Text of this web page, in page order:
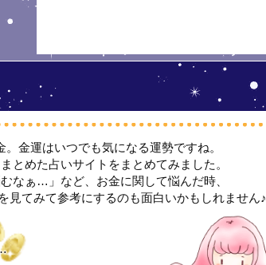
金運はいつでも気になる運勢ですね。
とめた占いサイトをまとめてみました。
なぁ…」など、お金に関して悩んだ時、
見てみて参考にするのも面白いかもしれません♪